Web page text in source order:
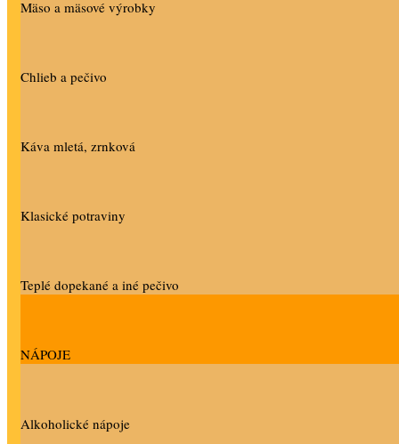
Mäso a mäsové výrobky
Chlieb a pečivo
Káva mletá, zrnková
Klasické potraviny
Teplé dopekané a iné pečivo
NÁPOJE
Alkoholické nápoje